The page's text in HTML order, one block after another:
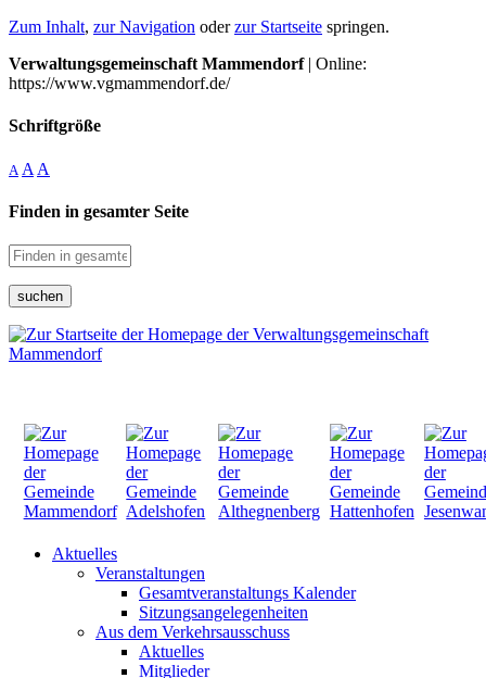
Zum Inhalt, zur Navigation oderzur Startseite springen.
Verwaltungsgemeinschaft Mammendorf| Online:
https://www.vgmammendorf.de/
Schriftgröße
A A A
Finden in gesamter Seite
suchen
Aktuelles
Veranstaltungen
Gesamtveranstaltungs Kalender
Sitzungsangelegenheiten
Aus dem Verkehrsausschuss
Aktuelles
Mitglieder